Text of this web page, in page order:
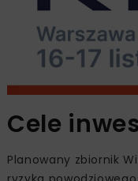
Cele
Planowany zbiornik